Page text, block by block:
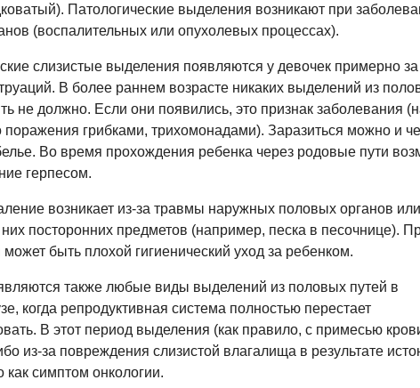
Патологические выделения возникают при
(воспалительных или опухолевых процессах).
слизистые выделения появляются у девочек примерно за
В более раннем возрасте никаких выделений из
не должно. Если они появились, это признак заболевания
поражения грибками, трихомонадами). Заразиться можно и
Во время прохождения ребенка через родовые пути
герпесом.
возникает из-за травмы наружных половых органов или
посторонних предметов (например, песка в песочнице).
быть плохой гигиенический уход за ребенком.
также любые виды выделений из половых путей в
когда репродуктивная система полностью перестает
В этот период выделения (как правило, с примесью
из-за повреждения слизистой влагалища в результате
как симптом онкологии.